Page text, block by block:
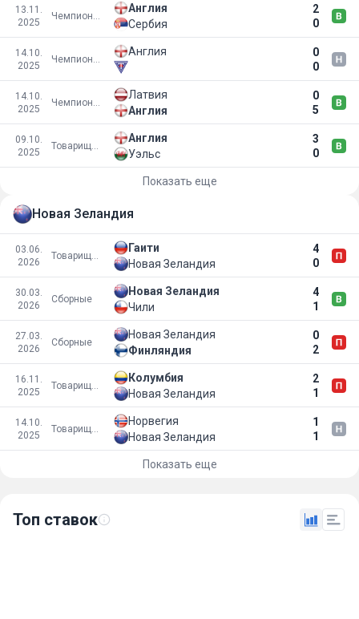
13.11.
2025
Англия
2
0
Сербия
14.10.
2025
Англия
0
0
14.10.
2025
Латвия
0
5
Англия
09.10.
2025
Англия
3
0
Уэльс
Показать еще
Новая Зеландия
03.06.
2026
Гаити
4
0
Новая Зеландия
30.03.
2026
Сборные
Новая Зеландия
4
1
Чили
27.03.
2026
Сборные
Новая Зеландия
0
2
Финляндия
16.11.
2025
Колумбия
2
1
Новая Зеландия
14.10.
2025
Норвегия
1
1
Новая Зеландия
Показать еще
Топ ставок